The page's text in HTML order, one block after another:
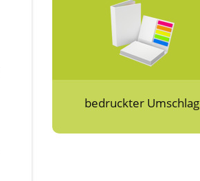
bedruckter Umschlag